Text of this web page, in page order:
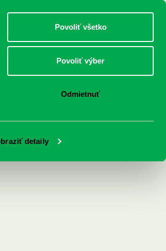
detaily
Povoliť všetko
Povoliť výber
Odmietnuť
DOSPELÍ